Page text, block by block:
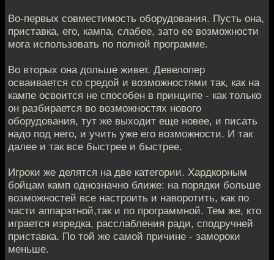
Во-первых совместимость оборудования. Пусть она,
приставка, его, кампа, слабее, зато ее возможности
мога использовать по полной программе.
Во вторых она дольше живет. Девелопер
осваивается со средой и возможностями так, как на
кампе освоится не способен в принципе - как только
он разбирается во возможностях нового
оборудования, тут же выходит еще новее, и писать
надо под него, и учить уже его возможности. И так
далее и так все быстрее и быстрее.
Игроки же делятся на две категории. Хардкорным
бойцам камп однозначно ближе: на порядки больше
возможностей все настроить и наворотить, как по
части аппаратной,так и по программной. Тем же, кто
играется изредка, расслабления ради, сподручней
приставка. По той же самой причине - замороки
меньше.